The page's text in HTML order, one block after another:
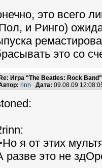
это всего
и Ринго)
это со
Re: Игра "The Beatles: Rock Band"
rinn Дата: 09.08.09
я от этих
разве это не